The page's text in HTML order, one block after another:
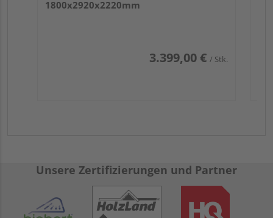
1800x2920x2220mm
3.399,00 € / Stk.
Unsere Zertifizierungen und Partner